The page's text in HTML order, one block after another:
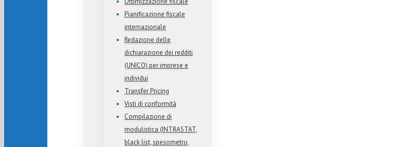
Pianificazione fiscale
internazionale
Redazione delle
dichiarazione dei redditi
(UNICO) per imprese e
individui
Transfer Pricing
Visti di conformità
Compilazione di
modulistica (INTRASTAT,
black list, spesometro,